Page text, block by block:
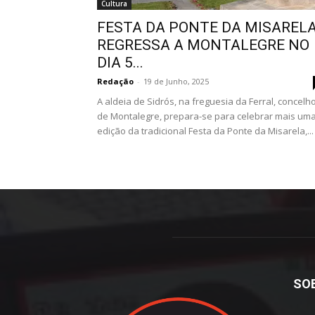
Cultura
FESTA DA PONTE DA
REGRESSA A MONTALEGRE NO
DIA 5...
Redação - 19 de Junho, 2025
A aldeia de Sidrós, na freguesia da Ferral, concelho
de Montalegre, prepara-se para celebrar mais uma
edição da tradicional Festa da Ponte da Misarela,...